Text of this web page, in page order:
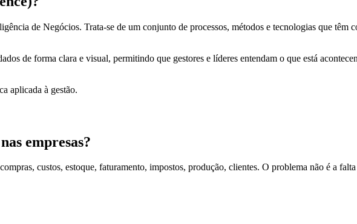
de Negócios. Trata-se de um conjunto de processos, métodos e tecnologias que têm
de forma clara e visual, permitindo que gestores e líderes entendam o que está
aplicada à gestão.
empresas?
custos, estoque, faturamento, impostos, produção, clientes. O problema não é a